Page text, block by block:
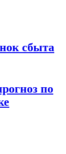
сбыта
по